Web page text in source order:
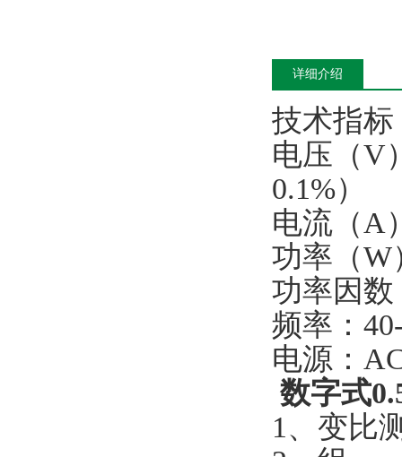
详细介绍
技术指标
电压（V
0.1%）
电流（A
功率（W
功率因数
频率：
电源：
数字式
1、变比